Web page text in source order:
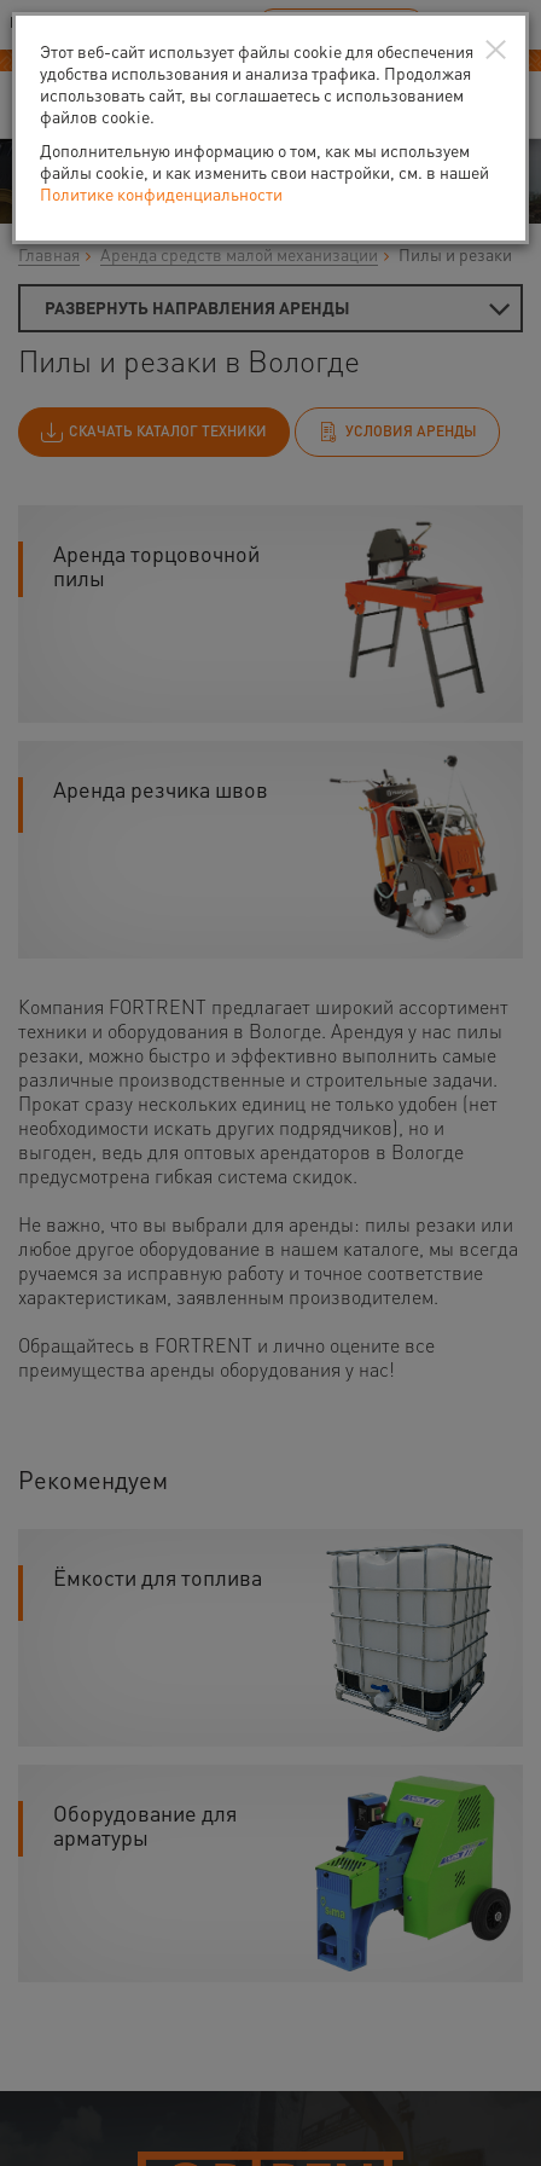
Ваш город:Вологда
В Вашем регионе нет наших офисов
Новый прайс-лист с 01.02.2025
RU EN
Аренда
Главная Аренда средств малой механизации Пилы и резаки
РАЗВЕРНУТЬ НАПРАВЛЕНИЯ АРЕНДЫ
Пилы и резаки в Вологде
СКАЧАТЬ КАТАЛОГ ТЕХНИКИ УСЛОВИЯ АРЕНДЫ
Аренда торцовочной
пилы
Аренда резчика швов
Компания FORTRENT предлагает широкий ассортимент
техники и оборудования в Вологде. Арендуя у нас пилы
резаки, можно быстро и эффективно выполнить самые
различные производственные и строительные задачи.
Прокат сразу нескольких единиц не только удобен (нет
необходимости искать других подрядчиков), но и
выгоден, ведь для оптовых арендаторов в Вологде
предусмотрена гибкая система скидок.
Не важно, что вы выбрали для аренды: пилы резаки или
любое другое оборудование в нашем каталоге, мы всегда
ручаемся за исправную работу и точное соответствие
характеристикам, заявленным производителем.
Обращайтесь в FORTRENT и лично оцените все
преимущества аренды оборудования у нас!
Рекомендуем
Ёмкости для топлива
Оборудование для
арматуры
×
Этот веб-сайт использует файлы cookie для обеспечения
удобства использования и анализа трафика. Продолжая
использовать сайт, вы соглашаетесь с использованием
файлов cookie.
Дополнительную информацию о том, как мы используем
файлы cookie, и как изменить свои настройки, см. в нашей
Политике конфиденциальности